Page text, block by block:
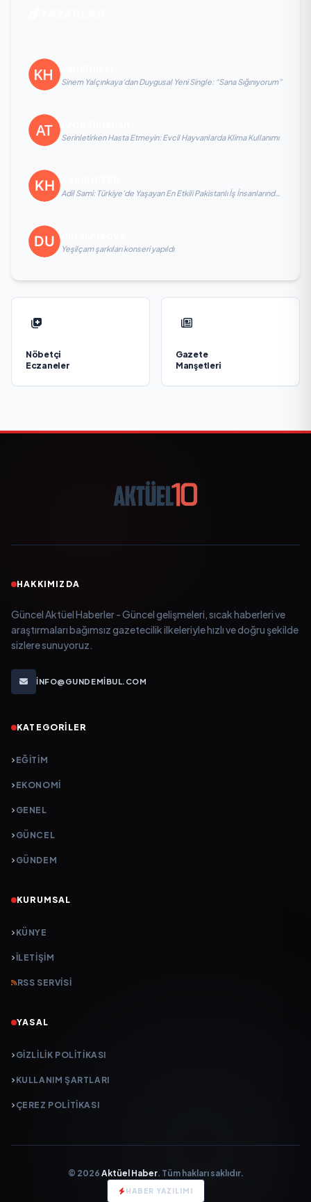
Sinem Yalçınkaya’dan Duygusal Yeni Single: “Sana Sığınıyorum”
Serinletirken Hasta Etmeyin: Evcil Hayvanlarda Klima Kullanımı
Adil Sami: Türkiye’de Yaşayan En Etkili Pakistanlı İş İnsanlarından
Yeşilçam şarkıları konseri yapıldı
Nöbetçi
Eczaneler
Gazete
Manşetleri
HAKKIMIZDA
Güncel Aktüel Haberler - Güncel gelişmeleri, sıcak haberleri ve
araştırmaları bağımsız gazetecilik ilkeleriyle hızlı ve doğru şekilde
sizlere sunuyoruz.
INFO@GUNDEMIBUL.COM
KATEGORILER
EĞITIM
EKONOMI
GENEL
GÜNCEL
GÜNDEM
KURUMSAL
KÜNYE
İLETIŞIM
RSS SERVISI
YASAL
GIZLILIK POLITIKASI
KULLANIM ŞARTLARI
ÇEREZ POLITIKASI
© 2026 Aktüel Haber. Tüm hakları saklıdır.
HABER YAZILIMI